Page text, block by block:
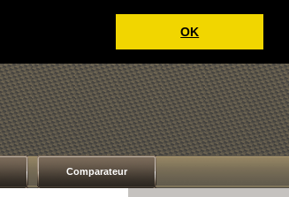
OK
Comparateur